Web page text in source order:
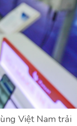
Việt Nam trải